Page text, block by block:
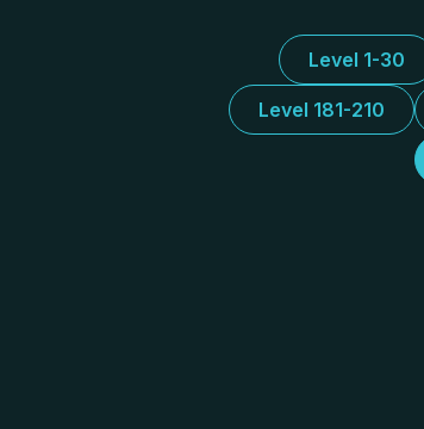
Level 1-30
Level 181-210